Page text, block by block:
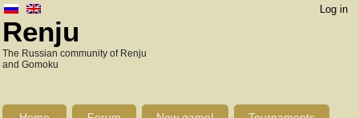
Log in
Renju
The Russian community of Renju
and Gomoku